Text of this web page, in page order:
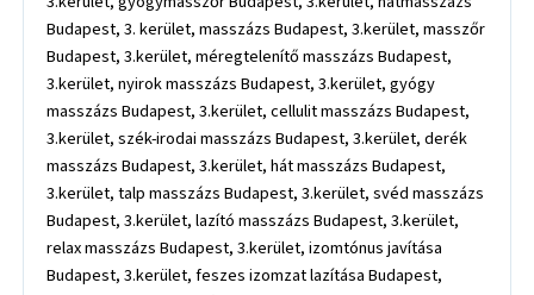
Budapest, 3. kerület, masszázs Budapest, 3.kerület, masszőr
Budapest, 3.kerület, méregtelenítő masszázs Budapest,
3.kerület, nyirok masszázs Budapest, 3.kerület, gyógy
masszázs Budapest, 3.kerület, cellulit masszázs Budapest,
3.kerület, szék-irodai masszázs Budapest, 3.kerület, derék
masszázs Budapest, 3.kerület, hát masszázs Budapest,
3.kerület, talp masszázs Budapest, 3.kerület, svéd masszázs
Budapest, 3.kerület, lazító masszázs Budapest, 3.kerület,
relax masszázs Budapest, 3.kerület, izomtónus javítása
Budapest, 3.kerület, feszes izomzat lazítása Budapest,